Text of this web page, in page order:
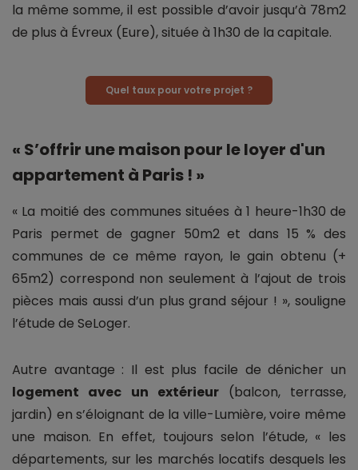
la même somme, il est possible d’avoir jusqu’à 78m2
de plus à Évreux (Eure), située à 1h30 de la capitale.
Quel taux pour votre projet ?
« S’offrir une maison pour le loyer d'un
appartement à Paris ! »
« La moitié des communes situées à 1 heure-1h30 de
Paris permet de gagner 50m2 et dans 15 % des
communes de ce même rayon, le gain obtenu (+
65m2) correspond non seulement à l’ajout de trois
pièces mais aussi d’un plus grand séjour ! », souligne
l’étude de SeLoger.
Autre avantage : Il est plus facile de dénicher un
logement avec un extérieur (balcon, terrasse,
jardin) en s’éloignant de la ville-Lumière, voire même
une maison. En effet, toujours selon l’étude, « les
départements, sur les marchés locatifs desquels les